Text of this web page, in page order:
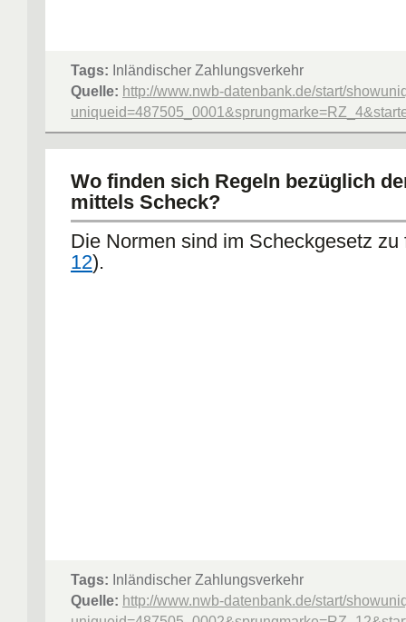
Tags: Inländischer Zahlungsverkehr
Quelle: http://www.nwb-datenbank.de/start/
Wo finden sich Regeln bezüglich
mittels Scheck?
Die Normen sind im Scheckgesetz zu
12).
Tags: Inländischer Zahlungsverkehr
Quelle: http://www.nwb-datenbank.de/start/